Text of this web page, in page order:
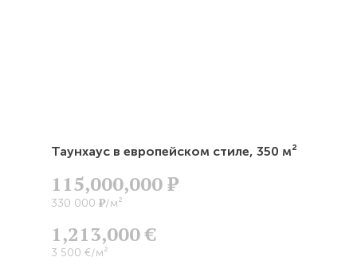
Таунхаус в европейском стиле, 350 м²
115,000,000Р
330 000 Р/м²
1,213,000 €
3 500 €/м²